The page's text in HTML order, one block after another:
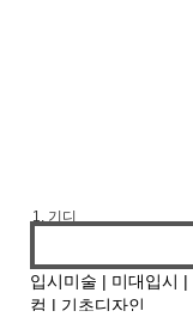
1. 기디
3. 강남
4. 선릉
입시미술 | 미대입시 |
컴 | 기초디자인